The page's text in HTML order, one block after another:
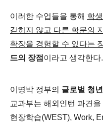
이러한 수업들을 통해 학
갇히지 않고 다른 학문의
확장을 경험할 수 있다는
드의 장점 이라고 생각한다.
이명박 정부의 글로벌 청
교과부는 해외인턴 파견
현장학습(WEST), Work,